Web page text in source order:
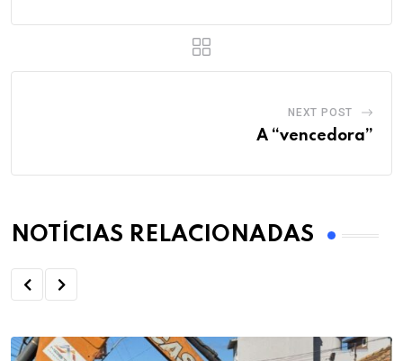
NEXT POST
A “vencedora”
NOTÍCIAS RELACIONADAS